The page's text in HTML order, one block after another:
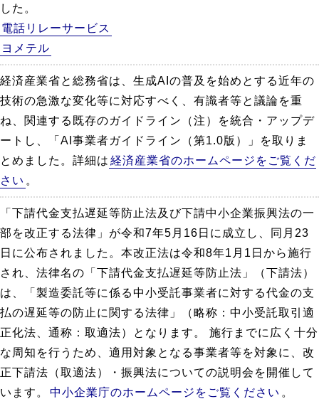
した。
電話リレーサービス
ヨメテル
経済産業省と総務省は、生成AIの普及を始めとする近年の
技術の急激な変化等に対応すべく、有識者等と議論を重
ね、関連する既存のガイドライン（注）を統合・アップデ
ートし、「AI事業者ガイドライン（第1.0版）」を取りま
とめました。詳細は 経済産業省のホームページをご覧くだ
さい 。
「下請代金支払遅延等防止法及び下請中小企業振興法の一
部を改正する法律」が令和7年5月16日に成立し、同月23
日に公布されました。本改正法は令和8年1月1日から施行
され、法律名の「下請代金支払遅延等防止法」（下請法）
は、「製造委託等に係る中小受託事業者に対する代金の支
払の遅延等の防止に関する法律」（略称：中小受託取引適
正化法、通称：取適法）となります。 施行までに広く十分
な周知を行うため、適用対象となる事業者等を対象に、改
正下請法（取適法）・振興法についての説明会を開催して
います。
中小企業庁のホームページをご覧ください 。